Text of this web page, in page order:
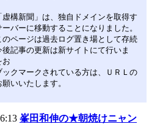
構新聞」は、独自ドメインを取得す
バーに移動することになりました。
のページは過去ログ置き場として存続
記事の更新は新サイトにて行いま
お
クマークされている方は、ＵＲＬの
いいたします。
峯田和伸の★朝焼けニャン